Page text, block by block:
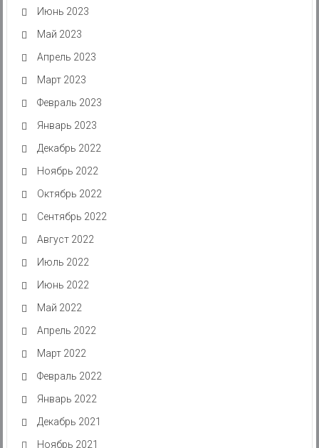
Июнь 2023
Май 2023
Апрель 2023
Март 2023
Февраль 2023
Январь 2023
Декабрь 2022
Ноябрь 2022
Октябрь 2022
Сентябрь 2022
Август 2022
Июль 2022
Июнь 2022
Май 2022
Апрель 2022
Март 2022
Февраль 2022
Январь 2022
Декабрь 2021
Ноябрь 2021